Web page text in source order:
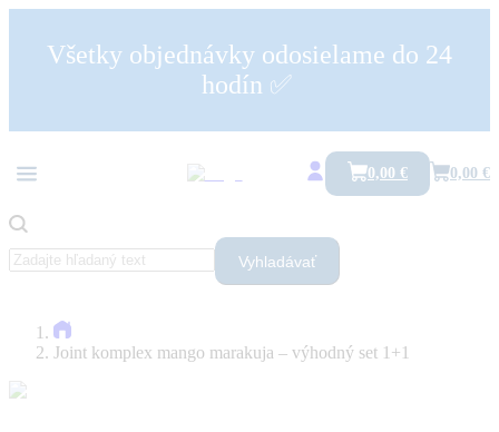
Všetky objednávky odosielame do 24
hodín ✅
Vyhladávať
0,00 € 0,00 €
Joint komplex mango marakuja – výhodný set 1+1